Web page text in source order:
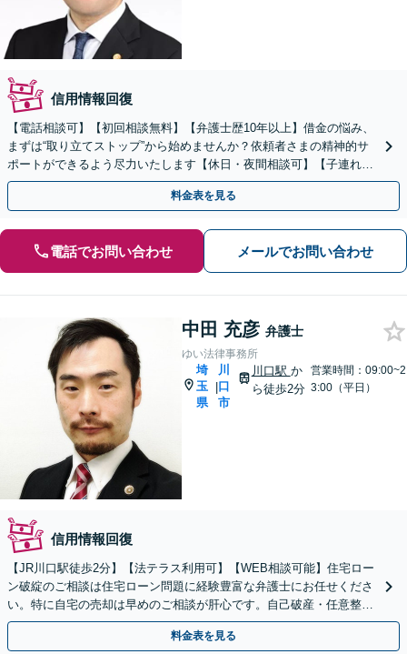
信用情報回復
【電話相談可】【初回相談無料】【弁護士歴10年以上】借金の悩み、
まずは“取り立てストップ”から始めませんか？依頼者さまの精神的サ
ポートができるよう尽力いたします【休日・夜間相談可】【子連れ相
談可】【新越谷駅2分】
料金表を見る
電話でお問い合わせ メールでお問い合わせ
中田 充彦 弁護士
ゆい法律事務所
埼
玉
県
|
川
口
市
川口駅 か
ら徒歩2分
営業時間：09:00~2
3:00（平日）
信用情報回復
【JR川口駅徒歩2分】【法テラス利用可】【WEB相談可能】住宅ロー
ン破綻のご相談は住宅ローン問題に経験豊富な弁護士にお任せくださ
い。特に自宅の売却は早めのご相談が肝心です。自己破産・任意整理
等、依頼者様にとってより良い解決を追求します。
料金表を見る